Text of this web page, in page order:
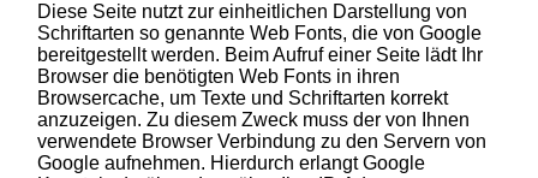
Diese Seite nutzt zur einheitlichen Darstellung von
Schriftarten so genannte Web Fonts, die von Google
bereitgestellt werden. Beim Aufruf einer Seite lädt Ihr
Browser die benötigten Web Fonts in ihren
Browsercache, um Texte und Schriftarten korrekt
anzuzeigen. Zu diesem Zweck muss der von Ihnen
verwendete Browser Verbindung zu den Servern von
Google aufnehmen. Hierdurch erlangt Google